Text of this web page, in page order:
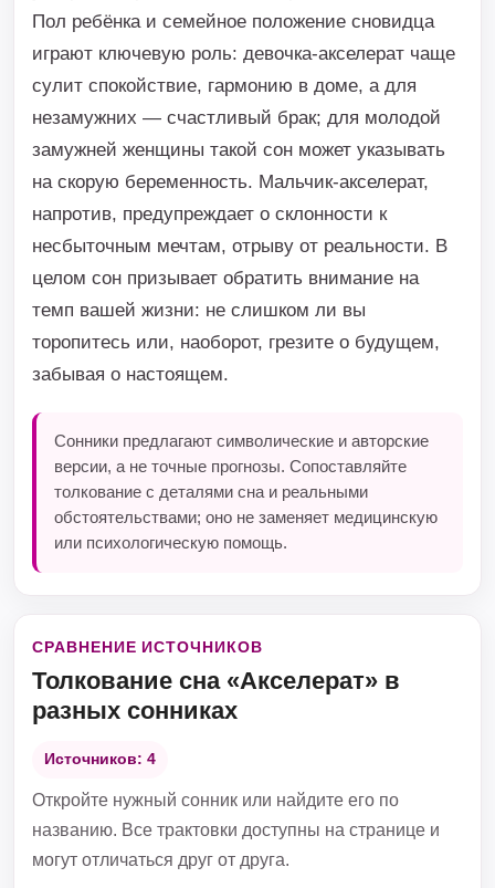
Пол ребёнка и семейное положение сновидца
играют ключевую роль: девочка-акселерат чаще
сулит спокойствие, гармонию в доме, а для
незамужних — счастливый брак; для молодой
замужней женщины такой сон может указывать
на скорую беременность. Мальчик-акселерат,
напротив, предупреждает о склонности к
несбыточным мечтам, отрыву от реальности. В
целом сон призывает обратить внимание на
темп вашей жизни: не слишком ли вы
торопитесь или, наоборот, грезите о будущем,
забывая о настоящем.
Сонники предлагают символические и авторские
версии, а не точные прогнозы. Сопоставляйте
толкование с деталями сна и реальными
обстоятельствами; оно не заменяет медицинскую
или психологическую помощь.
СРАВНЕНИЕ ИСТОЧНИКОВ
Толкование сна «Акселерат» в
разных сонниках
Источников: 4
Откройте нужный сонник или найдите его по
названию. Все трактовки доступны на странице и
могут отличаться друг от друга.